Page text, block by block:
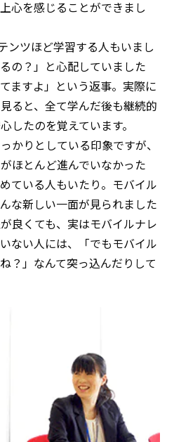
心を感じることができまし
ンツほど学習する人もいまし
の？」と心配していました
ますよ」という返事。実際に
ると、全て学んだ後も継続的
したのを覚えています。
かりとしている印象ですが、
ほとんど進んでいなかった
ている人もいたり。モバイル
な新しい一面が見られました
良くても、実はモバイルナレ
ない人には、「でもモバイル
？」なんて突っ込んだりして